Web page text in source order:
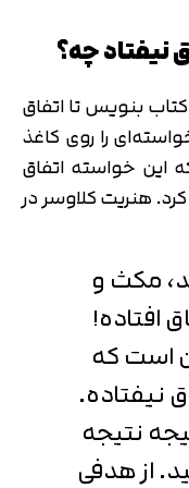
بنویس تا اتفاق
را روی کاغذ
خواسته اتفاق
هنریت کلاوسر در
مکث و
افتاده!
است که
نیفتاده.
نتیجه
از هدفی